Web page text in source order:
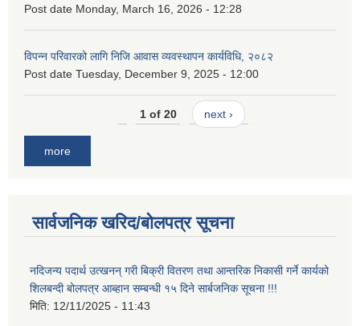
Post date Monday, March 16, 2026 - 12:28
विपन्न परिवारको लागि निजि आवास व्यवस्थापन कार्यविधि, २०८२
Post date Tuesday, December 9, 2025 - 12:00
1 of 20 next ›
more
सार्वजनिक खरिद/बोलपत्र सूचना
नदिजन्य पदार्थ उत्खनन् गरी बिक्री वितरण तथा आन्तरिक निकासी गर्ने कार्यको
शिलबन्दी बोलपत्र आब्हान सम्बन्धी १५ दिने सार्बजनिक सूचना !!!
मिति: 12/11/2025 - 11:43